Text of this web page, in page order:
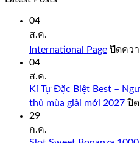
04
ส.ค.
International Page ปิดคว
04
ส.ค.
Kí Tự Đặc Biệt Best –
thủ mùa giải mới 2027 ปิ
29
ก.ค.